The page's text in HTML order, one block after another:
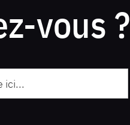
vous ?